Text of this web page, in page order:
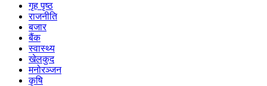
गृह पृष्ठ
राजनीति
बजार
बैंक
स्वास्थ्य
खेलकुद
मनोरञ्जन
कृषि